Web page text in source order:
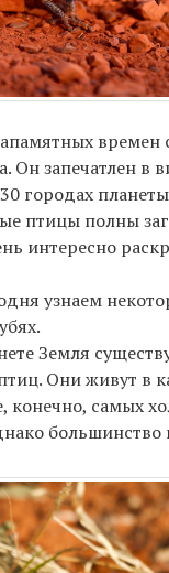
времен
Он запечатлен в
городах
птицы полны
интересно
узнаем
Земля
Они живут в
конечно, самых
большинство